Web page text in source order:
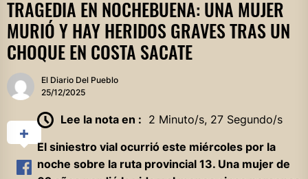
TRAGEDIA EN NOCHEBUENA: UNA MUJER
MURIÓ Y HAY HERIDOS GRAVES TRAS UN
CHOQUE EN COSTA SACATE
El Diario Del Pueblo
25/12/2025
Lee la nota en : 2 Minuto/s, 27 Segundo/s
El siniestro vial ocurrió este miércoles por la
noche sobre la ruta provincial 13. Una mujer de